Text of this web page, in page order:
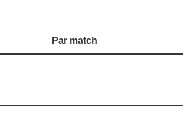
Par match